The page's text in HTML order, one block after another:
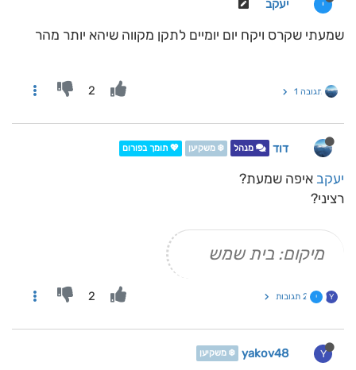
י יעקב
שמעתי שקרס ויקח יום יומיים לתקן מקווה שיהא יותר מהר
תגובה 1 2
דוד מנהל ❄️ משקיען 💖 תומך בפורום
יעקב איפה שמעת?
רציני?
מיקום: בית שמש
Y י 2 תגובות 2
Y
yakov48 ❄️ משקיען